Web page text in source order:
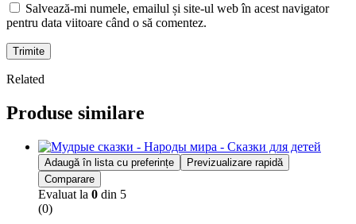
Salvează-mi numele, emailul și site-ul web în acest navigator
pentru data viitoare când o să comentez.
Trimite
Related
Produse similare
Adaugă în lista cu preferințe
Previzualizare rapidă
Comparare
Evaluat la 0 din 5
(0)